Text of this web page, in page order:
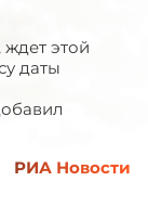
ждет этой
даты
РИА Новости